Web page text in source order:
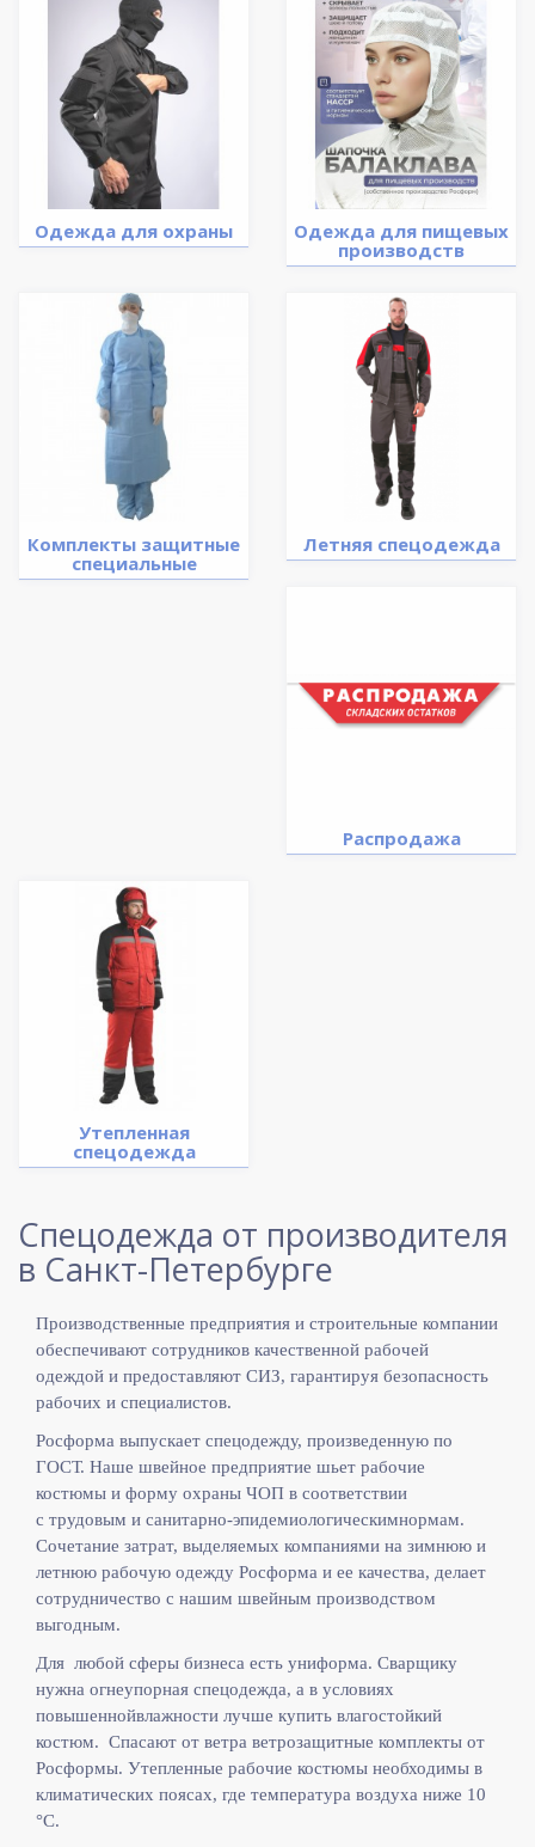
Одежда для охраны
Одежда для пищевых
производств
Комплекты защитные
специальные
Летняя спецодежда
Распродажа
Утепленная
спецодежда
Спецодежда от производителя
в Санкт-Петербурге
Производственные предприятия и строительные компании
обеспечивают сотрудников качественной рабочей
одеждой и предоставляют СИЗ, гарантируя безопасность
рабочих и специалистов.
Росформа выпускает спецодежду, произведенную по
ГОСТ. Наше швейное предприятие шьет рабочие
костюмы и форму охраны ЧОП в соответствии
с трудовым и санитарно-эпидемиологическимнормам.
Сочетание затрат, выделяемых компаниями на зимнюю и
летнюю рабочую одежду Росформа и ее качества, делает
сотрудничество с нашим швейным производством
выгодным.
Для любой сферы бизнеса есть униформа. Сварщику
нужна огнеупорная спецодежда, а в условиях
повышеннойвлажности лучше купить влагостойкий
костюм. Спасают от ветра ветрозащитные комплекты от
Росформы. Утепленные рабочие костюмы необходимы в
климатических поясах, где температура воздуха ниже 10
°C.